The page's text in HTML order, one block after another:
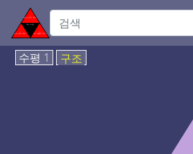
수평 1 구조